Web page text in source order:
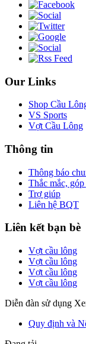
Our Links
Shop Cầu
VS Sports
Vợt Cầu Lông
Thông tin
Thông báo
Thắc mắc,
Trợ giúp
Liên hệ BQT
Liên kết bạn bè
Vợt cầu lông
Vợt cầu lông
Vợt cầu lông
Vợt cầu lông
Diễn đàn sử dụng
Quy định và